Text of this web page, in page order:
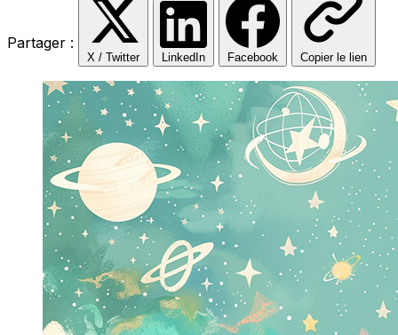
Partager :
X / Twitter LinkedIn Facebook Copier le lien